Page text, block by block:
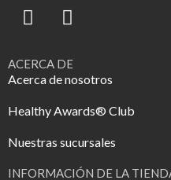
ACERCA DE
Acerca de nosotros
Healthy Awards® Club
Nuestras sucursales
INFORMACIÓN DE LA